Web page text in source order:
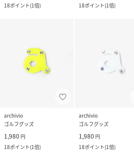
18ポイント(1倍)
18ポイント(1倍)
archivio
ゴルフグッズ
1,980 円
18ポイント(1倍)
archivio
ゴルフグッズ
1,980 円
18ポイント(1倍)